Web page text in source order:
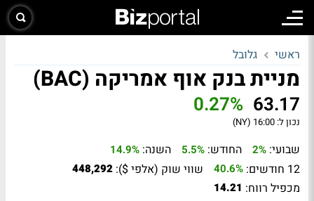
ראשי גלובל
מניית בנק אוף אמריקה (BAC)
63.17
0.27%
נכון ל: 16:00 (NY)
שבועי: 2% החודש: 5.5% השנה: 14.9%
12 חודשים: 40.6% שווי שוק (אלפי $): 448,292
מכפיל רווח: 14.21